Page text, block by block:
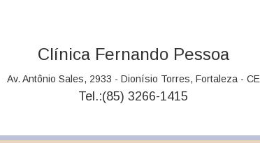
Clínica Fernando Pessoa
Av. Antônio Sales, 2933 - Dionísio Torres, Fortaleza - CE
Tel.:(85) 3266-1415